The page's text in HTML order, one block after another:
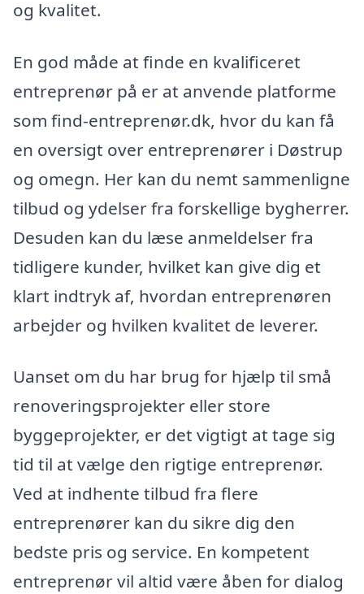
og kvalitet.
En god måde at finde en kvalificeret
entreprenør på er at anvende platforme
som find-entreprenør.dk, hvor du kan få
en oversigt over entreprenører i Døstrup
og omegn. Her kan du nemt sammenligne
tilbud og ydelser fra forskellige bygherrer.
Desuden kan du læse anmeldelser fra
tidligere kunder, hvilket kan give dig et
klart indtryk af, hvordan entreprenøren
arbejder og hvilken kvalitet de leverer.
Uanset om du har brug for hjælp til små
renoveringsprojekter eller store
byggeprojekter, er det vigtigt at tage sig
tid til at vælge den rigtige entreprenør.
Ved at indhente tilbud fra flere
entreprenører kan du sikre dig den
bedste pris og service. En kompetent
entreprenør vil altid være åben for dialog